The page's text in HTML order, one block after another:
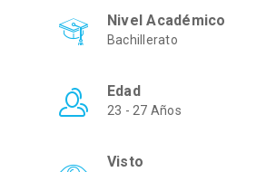
Nivel Académico
Bachillerato
Edad
23 - 27 Años
Visto